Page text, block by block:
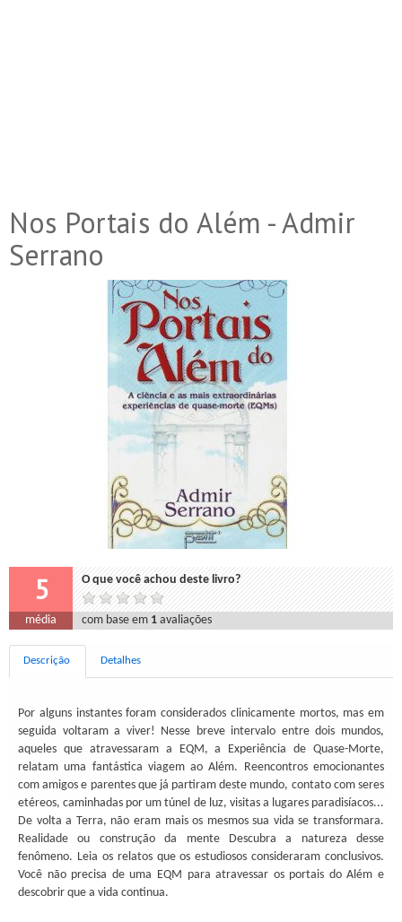
Nos Portais do Além - Admir
Serrano
5 O que você achou deste livro?
média com base em 1 avaliações
Descrição Detalhes
Por alguns instantes foram considerados clinicamente mortos, mas em
seguida voltaram a viver! Nesse breve intervalo entre dois mundos,
aqueles que atravessaram a EQM, a Experiência de Quase-Morte,
relatam uma fantástica viagem ao Além. Reencontros emocionantes
com amigos e parentes que já partiram deste mundo, contato com seres
etéreos, caminhadas por um túnel de luz, visitas a lugares paradisíacos...
De volta a Terra, não eram mais os mesmos sua vida se transformara.
Realidade ou construção da mente Descubra a natureza desse
fenômeno. Leia os relatos que os estudiosos consideraram conclusivos.
Você não precisa de uma EQM para atravessar os portais do Além e
descobrir que a vida continua.